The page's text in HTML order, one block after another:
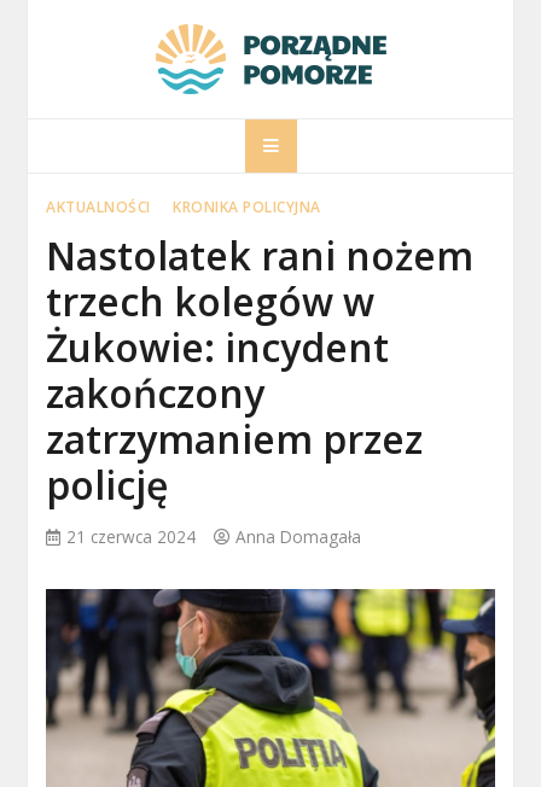
Informacje na temat Pomorza
AKTUALNOŚCI KRONIKA POLICYJNA
Nastolatek rani nożem
trzech kolegów w
Żukowie: incydent
zakończony
zatrzymaniem przez
policję
21 czerwca 2024 Anna Domagała